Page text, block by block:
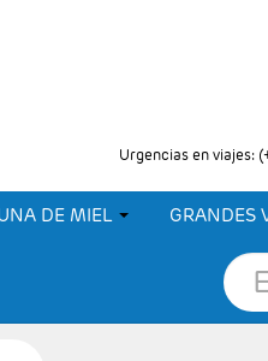
Urgencias en viajes:
DE MIEL GRANDES